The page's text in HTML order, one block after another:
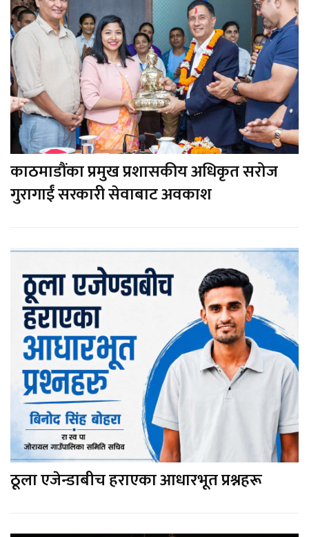
प्रधानमन्त्री शाहले बोलाए मन्त्रिपरिषद्को बैठक
काठमाडौंका प्रमुख प्रशासकीय अधिकृत सरोज
गुरागाईं सरकारी सेवाबाट अवकाश